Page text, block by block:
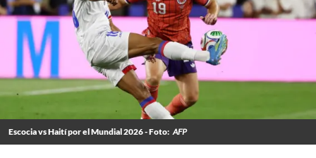
Escocia vs Haití por el Mundial 2026 - Foto: AFP